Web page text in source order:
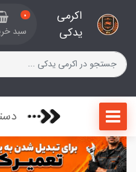
اکرمی
یدکی
0
سبد